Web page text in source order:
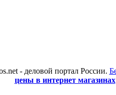
- деловой портал России.
цены в интернет магазинах